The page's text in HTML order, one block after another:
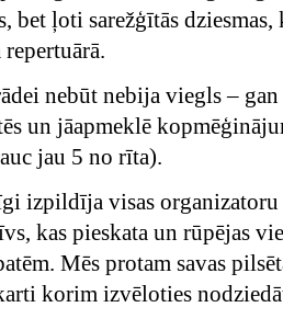
bet ļoti sarežģītās
nebūt nebija viegls –
un jāapmeklē
jau 5 no rīta).
izpildīja visas
kas pieskata un rūpējas
Mēs protam savas
korim izvēloties